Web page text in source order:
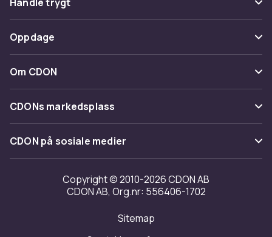
Spor pakke
Angre & returner her
Kontakt oss
Betaling
Levering
Tilbakekallinger
Oppdage
Kategorier
Varemerker
Om CDON
Om oss
Kundeanmeldelser
Jobbe på CDON
Investor relations
Tilgjengelighet
CDONs markedsplass
Merchant Help Center
CDON på sosiale medier
Copyright © 2010-2026 CDON AB
CDON AB, Org.nr: 556406-1702
Sitemap